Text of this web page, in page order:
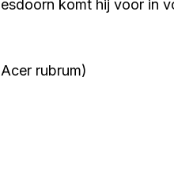
komt hij voor in
rubrum)